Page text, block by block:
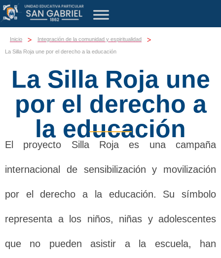
Inicio > Integración de la comunidad y espiritualidad >
La Silla Roja une por el derecho a la educación
La Silla Roja une
por el derecho a
la educación
El proyecto Silla Roja es una campaña
internacional de sensibilización y movilización
por el derecho a la educación. Su símbolo
representa a los niños, niñas y adolescentes
que no pueden asistir a la escuela, han